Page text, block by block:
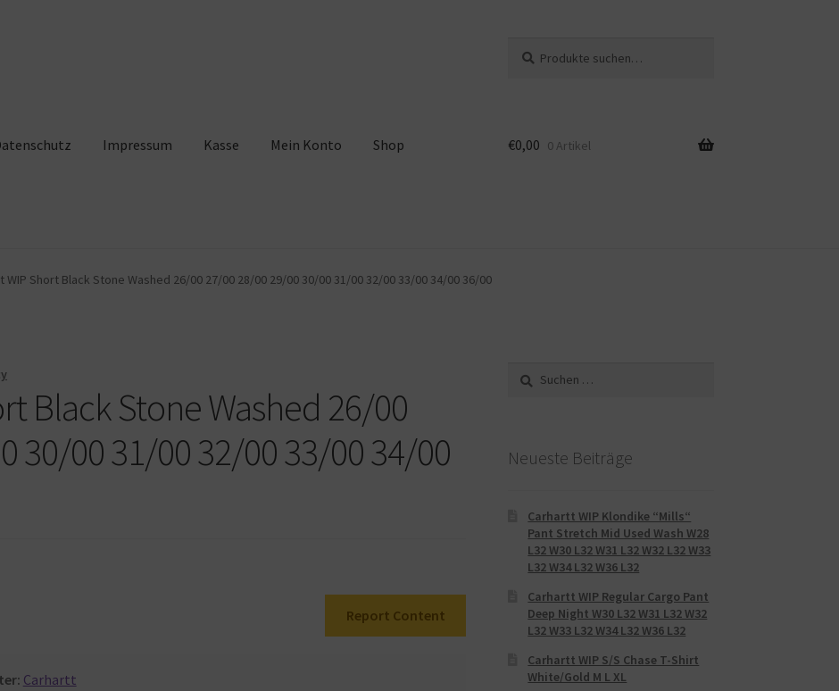
nach:
Impressum Kasse Mein Konto Shop
Impressum Kasse Mein Konto Shop Warenkorb
€0,00 0 Artikel
WIP Short Black Stone Washed 26/00 27/00 28/00 29/00 30/00 31/00 32/00 33/00 34/00 36/00
Black Stone Washed 26/00
30/00 31/00 32/00 33/00 34/00
Report Content
Carhartt
nach:
Neueste Beiträge
Carhartt WIP Klondike “Mills“
Pant Stretch Mid Used Wash W28
L32 W30 L32 W31 L32 W32 L32 W33
L32 W34 L32 W36 L32
Carhartt WIP Regular Cargo Pant
Deep Night W30 L32 W31 L32 W32
L32 W33 L32 W34 L32 W36 L32
Carhartt WIP S/S Chase T-Shirt
White/Gold M L XL